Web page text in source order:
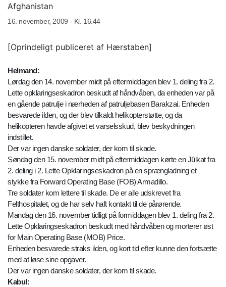
Afghanistan
16. november, 2009 - Kl. 16.44
[Oprindeligt publiceret af Hærstaben]
Helmand:
Lørdag den 14. november midt på eftermiddagen blev 1. deling fra 2.
Lette opklaringseskadron beskudt af håndvåben, da enheden var på
en gående patrulje i nærheden af patruljebasen Barakzai. Enheden
besvarede ilden, og der blev tilkaldt helikopterstøtte, og da
helikopteren havde afgivet et varselsskud, blev beskydningen
indstillet.
Der var ingen danske soldater, der kom til skade.
Søndag den 15. november midt på eftermiddagen kørte en Jûlkat fra
2. deling i 2. Lette Opklaringseskadron på en sprængladning et
stykke fra Forward Operating Base (FOB) Armadillo.
Tre soldater kom lettere til skade. De er alle udskrevet fra
Felthospitalet, og de har selv haft kontakt til de pårørende.
Mandag den 16. november tidligt på formiddagen blev 1. deling fra 2.
Lette Opklaringseskadron beskudt med håndvåben og morterer øst
for Main Operating Base (MOB) Price.
Enheden besvarede straks ilden, og kort tid efter kunne den fortsætte
med at løse sine opgaver.
Der var ingen danske soldater, der kom til skade.
Kabul: